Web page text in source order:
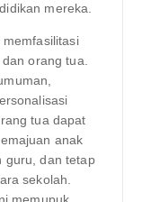
mereka.
memfasilitasi
orang tua.
tua dapat
anak
guru, dan tetap
sekolah.